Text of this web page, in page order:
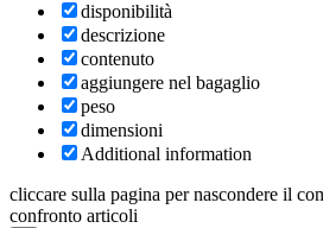
disponibilità
descrizione
contenuto
aggiungere nel bagaglio
peso
dimensioni
Additional information
cliccare sulla pagina per nascondere il
confronto articoli